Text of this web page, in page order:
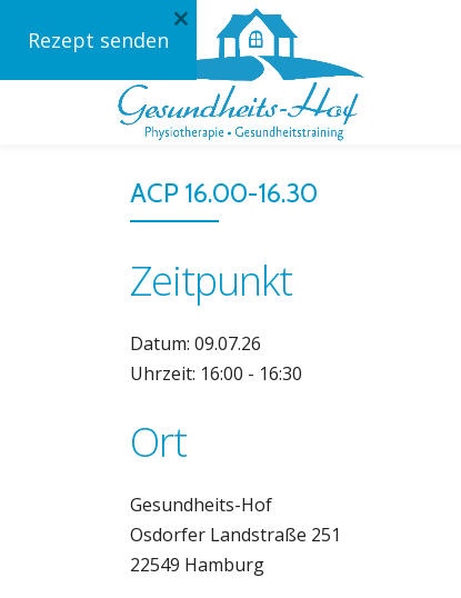
to
ACP 16.00-16.30
Zeitpunkt
Datum: 09.07.26
Uhrzeit: 16:00 - 16:30
Ort
Gesundheits-Hof
Osdorfer Landstraße 251
22549 Hamburg
Rezept senden
×